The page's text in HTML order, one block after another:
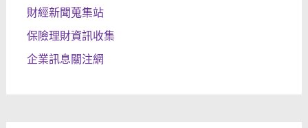
財經新聞蒐集站
保險理財資訊收集
企業訊息關注網